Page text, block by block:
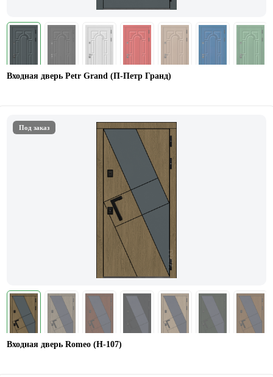
Входная дверь Petr Grand (П-Петр Гранд)
Под заказ
Входная дверь Romeo (Н-107)